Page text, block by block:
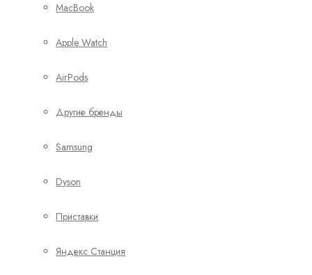
MacBook
Apple Watch
AirPods
Другие бренды
Samsung
Dyson
Приставки
Яндекс Станция